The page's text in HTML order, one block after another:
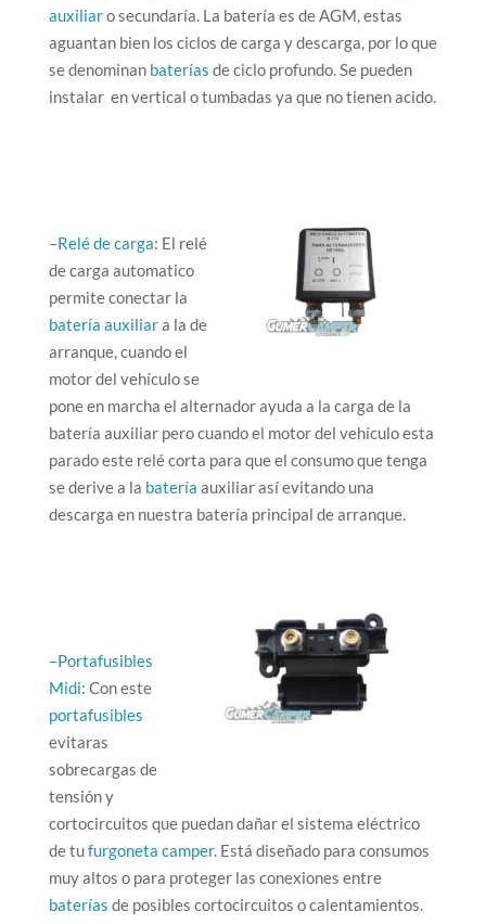
auxiliaro secundaría. La batería es de AGM, estas
aguantan bien los ciclos de carga y descarga, por lo que
se denominan baterías de ciclo profundo. Se pueden
instalar en vertical o tumbadas ya que no tienen acido.
–Relé de carga: El relé
de carga automatico
permite conectar la
batería auxiliara la de
arranque, cuando el
motor del vehículo se
pone en marcha el alternador ayuda a la carga de la
batería auxiliar pero cuando el motor del vehículo esta
parado este relé corta para que el consumo que tenga
se derive a la batería auxiliar así evitando una
descarga en nuestra batería principal de arranque.
–Portafusibles
Midi: Con este
portafusibles
evitaras
sobrecargas de
tensión y
cortocircuitos que puedan dañar el sistema eléctrico
de tufurgoneta camper. Está diseñado para consumos
muy altos o para proteger las conexiones entre
baterías de posibles cortocircuitos o calentamientos.